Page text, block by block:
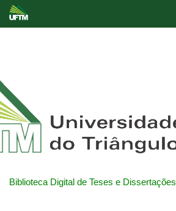
Biblioteca Digital de Teses e Dissertações